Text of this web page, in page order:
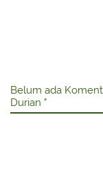
Belum ada
Durian "